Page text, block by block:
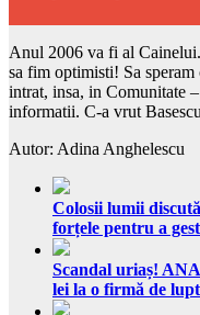
Anul 2006 va fi al
sa fim optimisti! Sa
intrat, insa, in Comunitate
informatii. C-a vrut
Autor: Adina Anghelescu
Colosii lumii
forțele pentru a
Scandal uriaș!
lei la o firmă de